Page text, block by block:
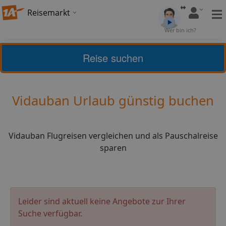
Reisemarkt
Wer bin ich?
Frankreich Vidauban
4,21(24) Bewerten
Vidauban Urlaub günstig buchen
Vidauban Flugreisen vergleichen und als Pauschalreise
sparen
Reise suchen
Leider sind aktuell keine Angebote zur Ihrer
Suche verfügbar.